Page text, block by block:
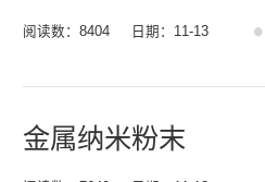
阅读数：8404 日期：11-13
金属纳米粉末